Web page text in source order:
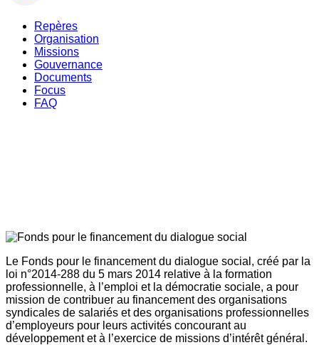
Repères
Organisation
Missions
Gouvernance
Documents
Focus
FAQ
Le Fonds pour le financement du dialogue social, créé par la
loi n°2014-288 du 5 mars 2014 relative à la formation
professionnelle, à l’emploi et la démocratie sociale, a pour
mission de contribuer au financement des organisations
syndicales de salariés et des organisations professionnelles
d’employeurs pour leurs activités concourant au
développement et à l’exercice de missions d’intérêt général.